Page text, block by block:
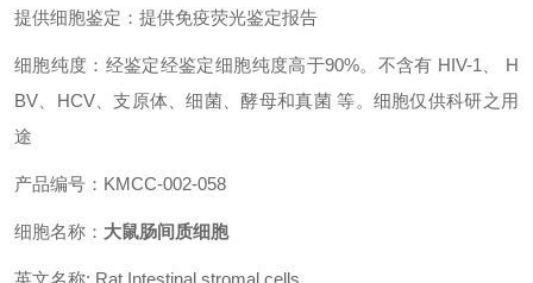
提供细胞鉴定：提供免疫荧光鉴定报告
细胞纯度：经鉴定经鉴定细胞纯度高于90%。不含有 HIV-1、 H
BV、HCV、支原体、细菌、酵母和真菌 等。细胞仅供科研之用
途
产品编号：KMCC-002-058
细胞名称： 大鼠肠间质细胞
英文名称: Rat Intestinal stromal cells